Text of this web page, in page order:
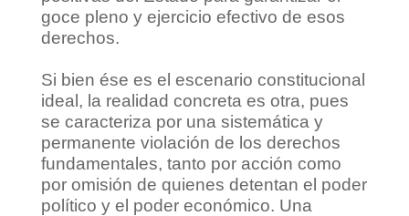
goce pleno y ejercicio efectivo de esos
derechos.
Si bien ése es el escenario constitucional
ideal, la realidad concreta es otra, pues
se caracteriza por una sistemática y
permanente violación de los derechos
fundamentales, tanto por acción como
por omisión de quienes detentan el poder
político y el poder económico. Una